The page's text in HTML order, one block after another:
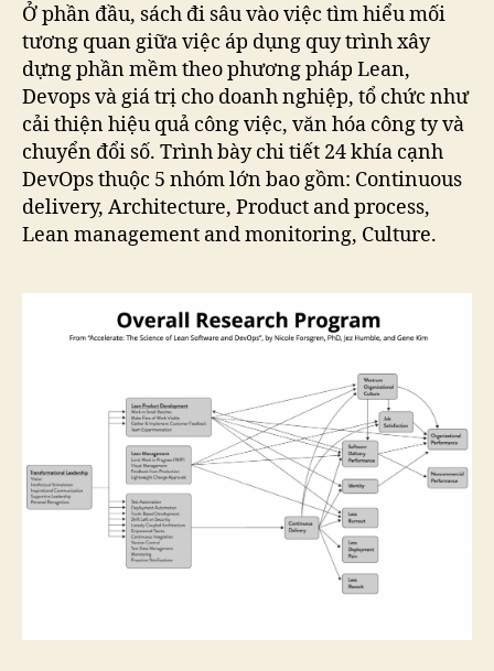
Ở phần đầu, sách đi sâu vào việc tìm hiểu mối
tương quan giữa việc áp dụng quy trình xây
dựng phần mềm theo phương pháp Lean,
Devops và giá trị cho doanh nghiệp, tổ chức như
cải thiện hiệu quả công việc, văn hóa công ty và
chuyển đổi số. Trình bày chi tiết 24 khía cạnh
DevOps thuộc 5 nhóm lớn bao gồm: Continuous
delivery, Architecture, Product and process,
Lean management and monitoring, Culture.